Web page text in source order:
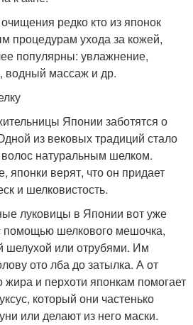
редко кто из японок
процедурам ухода за кожей,
популярны: увлажнение,
водный массаж и др.
Японии заботятся о
из вековых традиций стало
натуральным шелком.
японки верят, что он придает
и шелковистость.
луковицы в Японии вот уже
помощью шелкового мешочка,
шелухой или отрубями. Им
ото лба до затылка. А от
жира и перхоти японкам помогает
который они частенько
или делают из него маски.